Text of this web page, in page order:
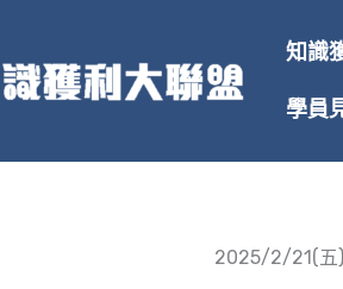
知識
學員
2025/2/21(五)